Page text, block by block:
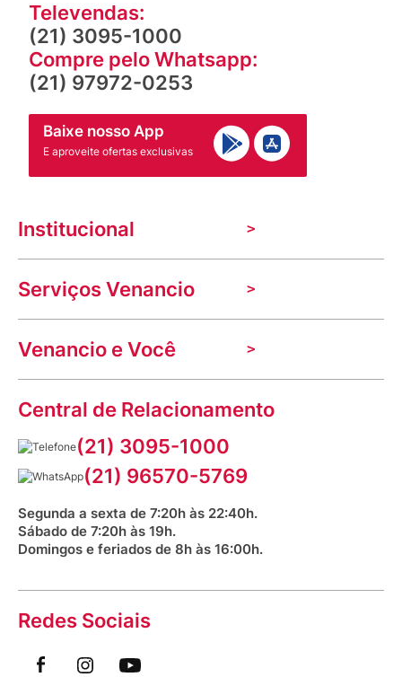
Televendas:
(21) 3095-1000
Compre pelo Whatsapp:
(21) 97972-0253
Baixe nosso App
E aproveite ofertas exclusivas
Institucional
A Venancio
Trabalhe Conosco
Nossas lojas
Indique seu imóvel
Assessoria de Imprensa
Aniversário Venancio 2025
Serviços Venancio
Troca e devolução
Mecânica de promoções
Dúvidas frequentes
Prazos e entregas
Bioimpedância Gratuita
Venancio e Você
VClube - Programa de fidelidade
Fale com o farmacêutico
Fale conosco
Saúde na praça
Central de Relacionamento
(21) 3095-1000
(21) 96570-5769
Segunda a sexta de 7:20h às 22:40h.
Sábado de 7:20h às 19h.
Domingos e feriados de 8h às 16:00h.
Redes Sociais